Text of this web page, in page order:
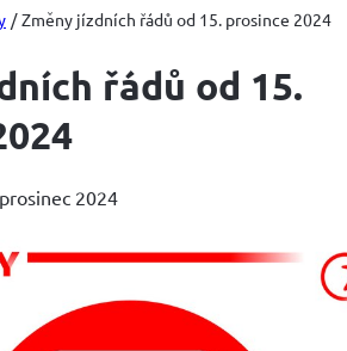
Změny jízdních řádů od 15. prosince 2024
řádů od 15.
2024